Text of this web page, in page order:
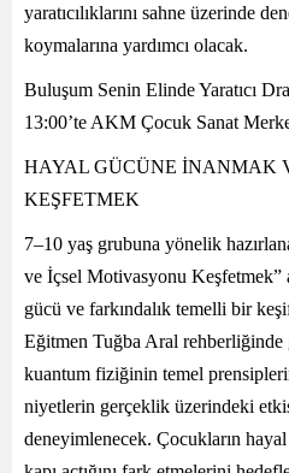
yaratıcılıklarını sahne üzerinde
koymalarına yardımcı olacak.
Buluşum Senin Elinde Yaratıcı
13:00’te AKM Çocuk Sanat
HAYAL GÜCÜNE İNANMAK
KEŞFETMEK
7–10 yaş grubuna yönelik
ve İçsel Motivasyonu Keşfetmek”
gücü ve farkındalık temelli bir
Eğitmen Tuğba Aral rehberliğinde
kuantum fiziğinin temel
niyetlerin gerçeklik üzerindeki
deneyimlenecek. Çocukların